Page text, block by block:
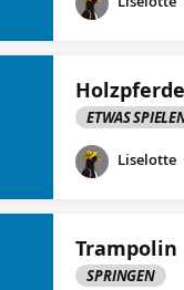
ETWAS
Liselotte
Trampolin
SPRINGEN